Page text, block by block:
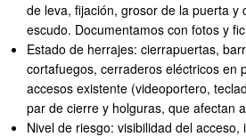
de leva, fijación, grosor de la puerta y
escudo. Documentamos con fotos y
Estado de herrajes: cierrapuertas,
cortafuegos, cerraderos eléctricos en
accesos existente (videoportero,
par de cierre y holguras, que afectan
Nivel de riesgo: visibilidad del acceso,